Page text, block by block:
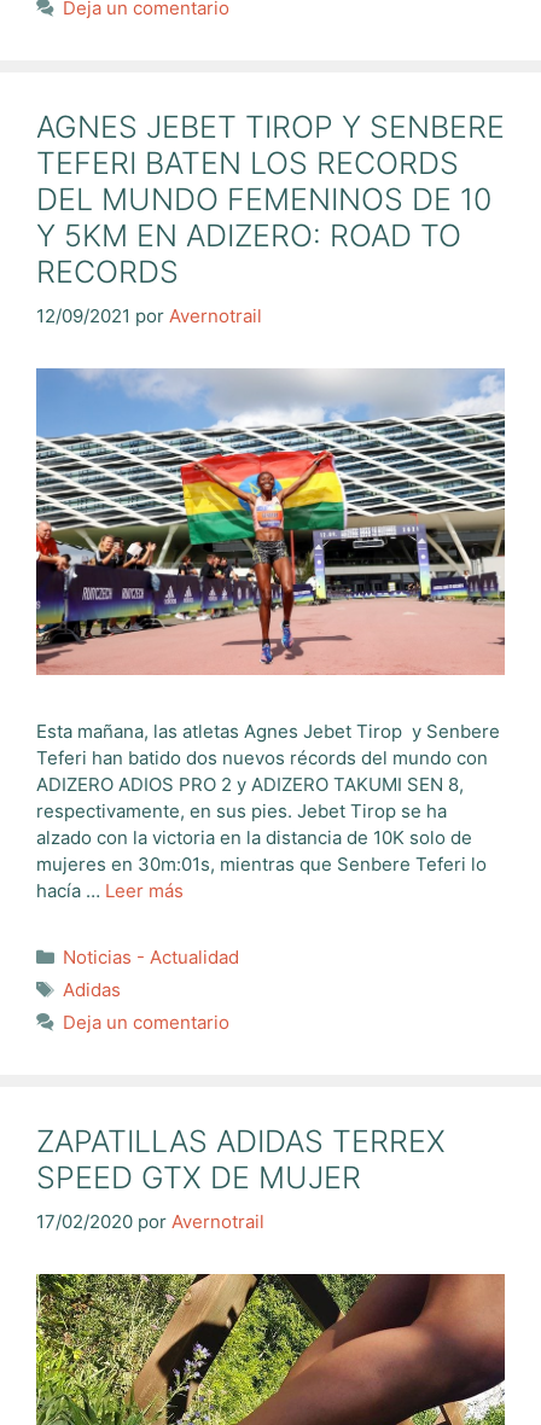
Deja un comentario
AGNES JEBET TIROP Y SENBERE
TEFERI BATEN LOS RECORDS
DEL MUNDO FEMENINOS DE 10
Y 5KM EN ADIZERO: ROAD TO
RECORDS
12/09/2021 por Avernotrail
Esta mañana, las atletas Agnes Jebet Tirop y Senbere
Teferi han batido dos nuevos récords del mundo con
ADIZERO ADIOS PRO 2 y ADIZERO TAKUMI SEN 8,
respectivamente, en sus pies. Jebet Tirop se ha
alzado con la victoria en la distancia de 10K solo de
mujeres en 30m:01s, mientras que Senbere Teferi lo
hacía … Leer más
Categorías
Noticias - Actualidad
Etiquetas
Adidas
Deja un comentario
ZAPATILLAS ADIDAS TERREX
SPEED GTX DE MUJER
17/02/2020 por Avernotrail